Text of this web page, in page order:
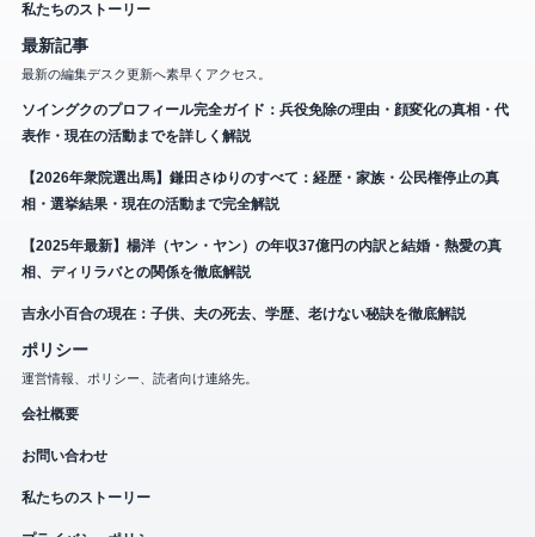
私たちのストーリー
最新記事
最新の編集デスク更新へ素早くアクセス。
ソイングクのプロフィール完全ガイド：兵役免除の理由・顔変化の真相・代
表作・現在の活動までを詳しく解説
【2026年衆院選出馬】鎌田さゆりのすべて：経歴・家族・公民権停止の真
相・選挙結果・現在の活動まで完全解説
【2025年最新】楊洋（ヤン・ヤン）の年収37億円の内訳と結婚・熱愛の真
相、ディリラバとの関係を徹底解説
吉永小百合の現在：子供、夫の死去、学歴、老けない秘訣を徹底解説
ポリシー
運営情報、ポリシー、読者向け連絡先。
会社概要
お問い合わせ
私たちのストーリー